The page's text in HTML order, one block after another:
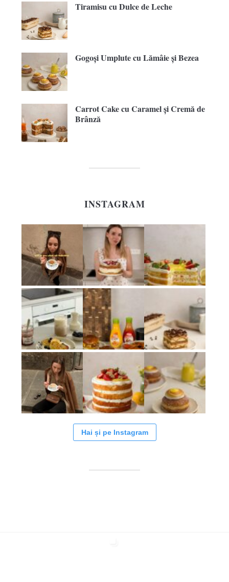
Tiramisu cu Dulce de Leche
Gogoși Umplute cu Lămâie și Bezea
Carrot Cake cu Caramel și Cremă de
Brânză
INSTAGRAM
Hai și pe Instagram